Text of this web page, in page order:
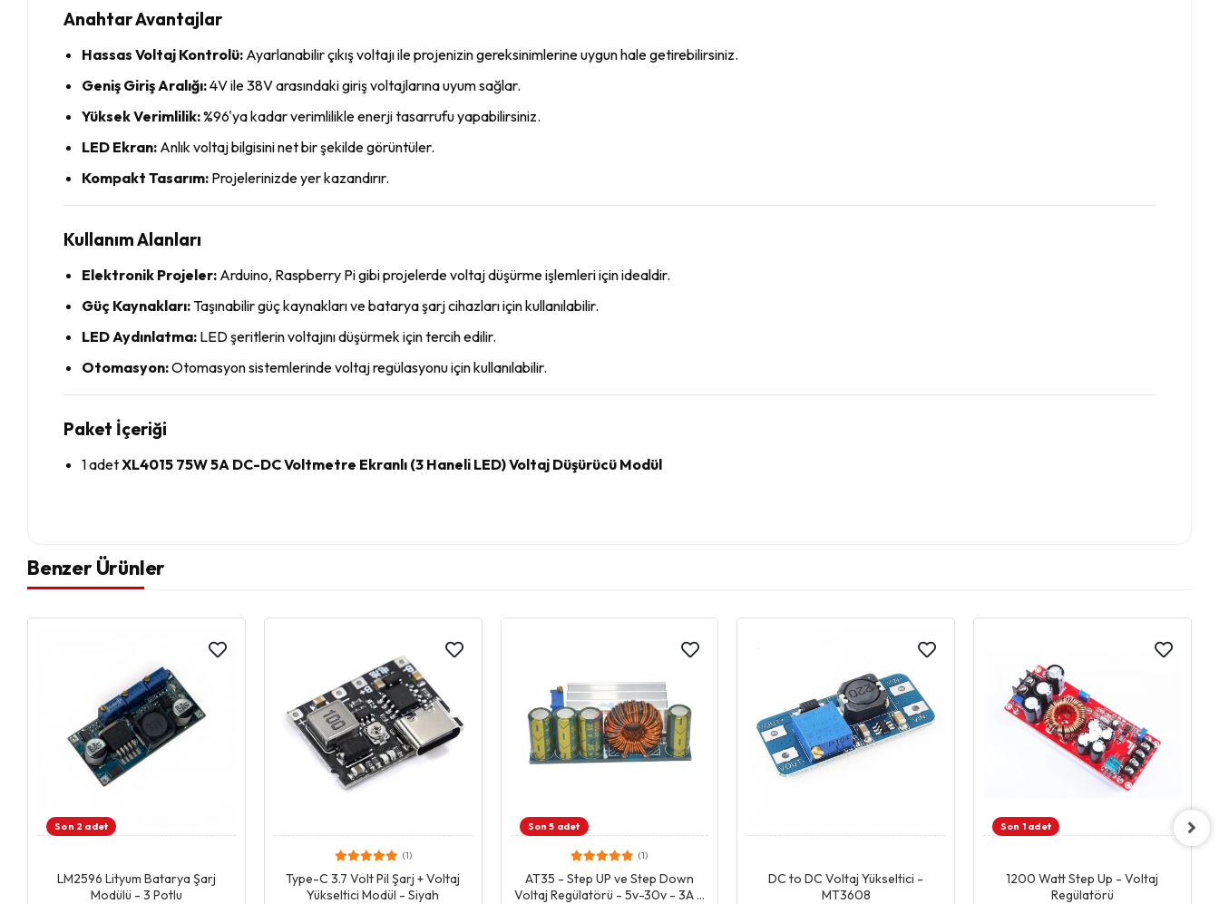
Anahtar Avantajlar
Hassas Voltaj Kontrolü: Ayarlanabilir çıkış voltajı ile projenizin gereksinimlerine uygun hale getirebilirsiniz.
Geniş Giriş Aralığı:4V ile 38V arasındaki giriş voltajlarına uyum sağlar.
Yüksek Verimlilik:%96'ya kadar verimlilikle enerji tasarrufu yapabilirsiniz.
LED Ekran: Anlık voltaj bilgisini net bir şekilde görüntüler.
Kompakt Tasarım: Projelerinizde yer kazandırır.
Kullanım Alanları
Elektronik Projeler: Arduino, Raspberry Pi gibi projelerde voltaj düşürme işlemleri için idealdir.
Güç Kaynakları: Taşınabilir güç kaynakları ve batarya şarj cihazları için kullanılabilir.
LED Aydınlatma: LED şeritlerin voltajını düşürmek için tercih edilir.
Otomasyon:Otomasyon sistemlerinde voltaj regülasyonu için kullanılabilir.
Paket İçeriği
1 adetXL4015 75W 5A DC-DC Voltmetre Ekranlı (3 Haneli LED) Voltaj Düşürücü Modül
Benzer Ürünler
Son 2 adet
LM2596 Lityum Batarya Şarj
Modülü - 3 Potlu
(1)
Type-C 3.7 Volt Pil Şarj + Voltaj
Yükseltici Modül - Siyah
Son 5 adet
(1)
AT35 - Step UP ve Step Down
Voltaj Regülatörü - 5v-30v - 3A -
DC to DC Voltaj Yükseltici -
MT3608
Son 1 adet
1200 Watt Step Up - Voltaj
Regülatörü